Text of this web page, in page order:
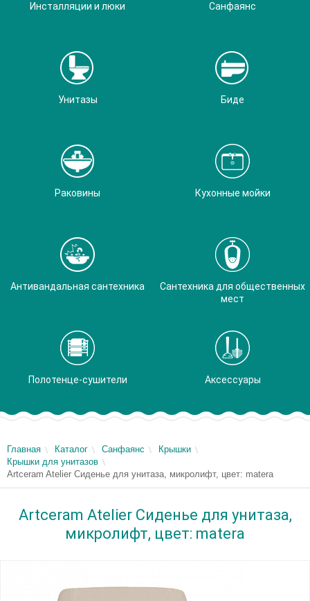
Инсталляции и люки Санфаянс
Унитазы Биде
Раковины Кухонные мойки
Антивандальная сантехника
Сантехника для общественных
мест
Полотенце-сушители Аксессуары
Главная Каталог Санфаянс
Крышки
Крышки для унитазов
Artceram Atelier Сиденье для унитаза, микролифт, цвет: matera
Artceram Atelier Сиденье для унитаза,
микролифт, цвет: matera